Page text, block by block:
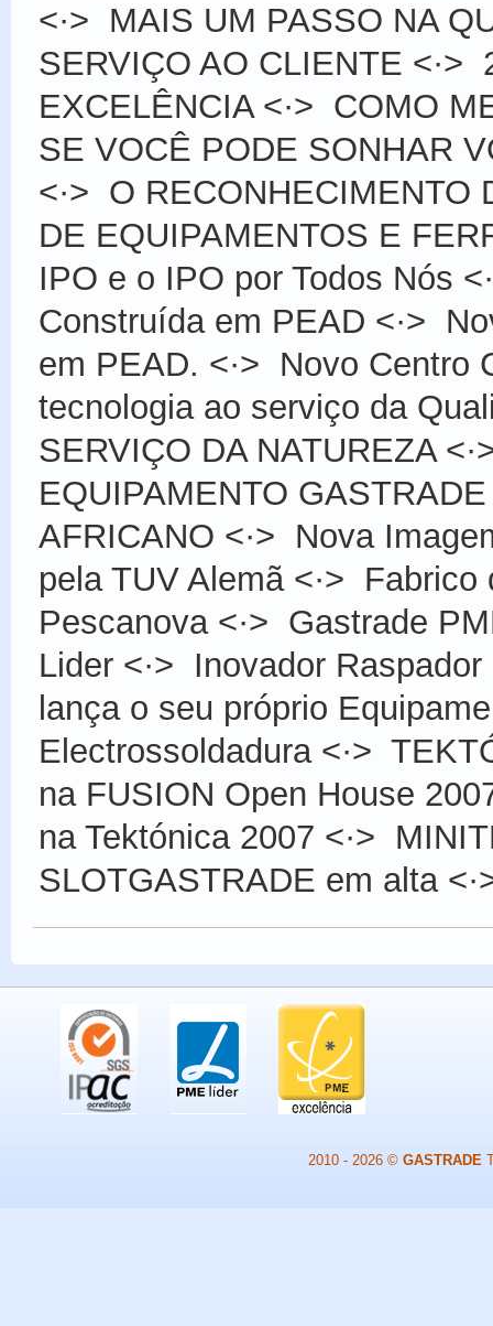
<·> MAIS UM PASSO NA
SERVIÇO AO CLIENTE <·>
EXCELÊNCIA <·> COMO
SE VOCÊ PODE SONHAR
<·> O RECONHECIMENTO
DE EQUIPAMENTOS E
IPO e o IPO por Todos Nós
Construída em PEAD <·>
em PEAD. <·> Novo Centro
tecnologia ao serviço da
SERVIÇO DA NATUREZA
EQUIPAMENTO GASTRADE
AFRICANO <·> Nova
pela TUV Alemã<·> Fabrico
Pescanova<·> Gastrade
Lider <·> Inovador
lança o seu próprio
Electrossoldadura<·>
na FUSION Open House
na Tektónica 2007 <·>
SLOTGASTRADE em alta